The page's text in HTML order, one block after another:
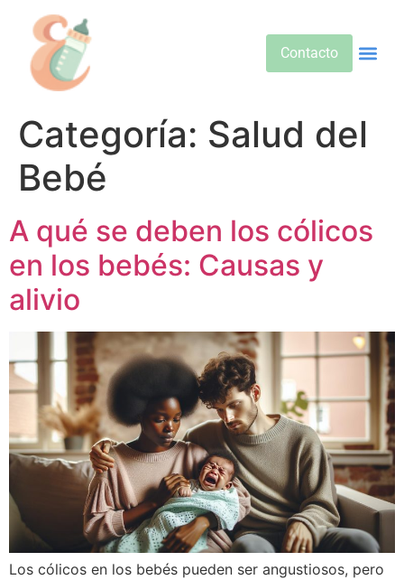
Contacto
Categoría: Salud del
Bebé
A qué se deben los cólicos
en los bebés: Causas y
alivio
Los cólicos en los bebés pueden ser angustiosos, pero